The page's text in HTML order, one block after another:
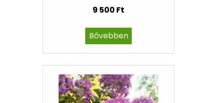
9 500 Ft
Bővebben